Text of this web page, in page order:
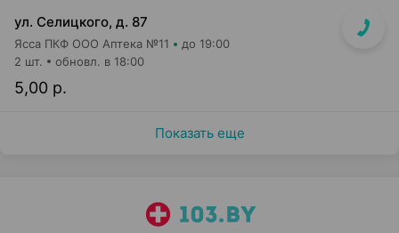
ул. Селицкого, д. 87
Ясса ПКФ ООО Аптека №11 до 19:00
5,00 р.
2 шт. обновл. в 18:00
Показать еще